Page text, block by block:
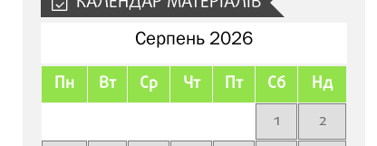
Серпень 2026
Пн Вт Ср Чт Пт Сб Нд
1
2